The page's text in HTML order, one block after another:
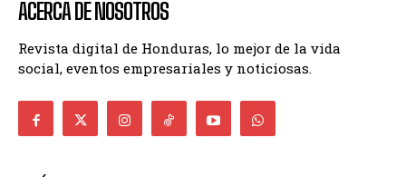
ACERCA DE NOSOTROS
Revista digital de Honduras, lo mejor de la vida
social, eventos empresariales y noticiosas.